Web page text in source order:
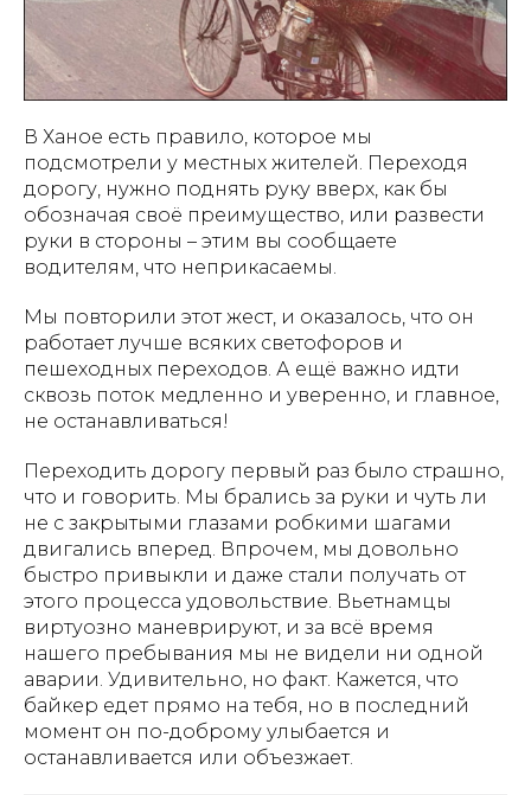
В Ханое есть правило, которое мы
подсмотрели у местных жителей. Переходя
дорогу, нужно поднять руку вверх, как бы
обозначая своё преимущество, или развести
руки в стороны – этим вы сообщаете
водителям, что неприкасаемы.
Мы повторили этот жест, и оказалось, что он
работает лучше всяких светофоров и
пешеходных переходов. А ещё важно идти
сквозь поток медленно и уверенно, и главное,
не останавливаться!
Переходить дорогу первый раз было страшно,
что и говорить. Мы брались за руки и чуть ли
не с закрытыми глазами робкими шагами
двигались вперед. Впрочем, мы довольно
быстро привыкли и даже стали получать от
этого процесса удовольствие. Вьетнамцы
виртуозно маневрируют, и за всё время
нашего пребывания мы не видели ни одной
аварии. Удивительно, но факт. Кажется, что
байкер едет прямо на тебя, но в последний
момент он по-доброму улыбается и
останавливается или объезжает.